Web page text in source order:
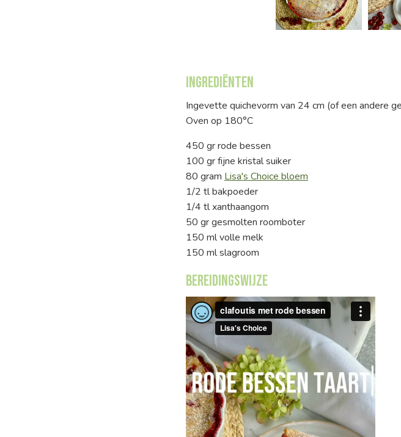
Ingrediënten
Ingevette quichevorm van 24 cm (of een andere
Oven op 180°C
450 gr rode bessen
100 gr fijne kristal suiker
80 gram Lisa's Choice bloem
1/2 tl bakpoeder
1/4 tl xanthaangom
50 gr gesmolten roomboter
150 ml volle melk
150 ml slagroom
Bereidingswijze